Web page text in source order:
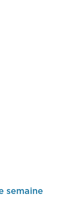
semaine